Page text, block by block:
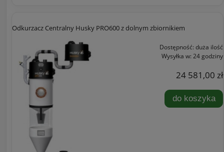
Odkurzacz Centralny Husky PRO600 z dolnym zbiornikiem
Dostępność: duża ilość
Wysyłka w: 24 godziny
24 581,00 zł
do koszyka